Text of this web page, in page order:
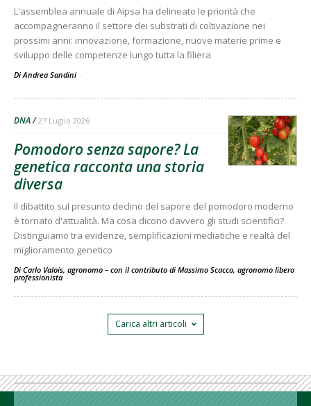
L'assemblea annuale di Aipsa ha delineato le priorità che
accompagneranno il settore dei substrati di coltivazione nei
prossimi anni: innovazione, formazione, nuove materie prime e
sviluppo delle competenze lungo tutta la filiera
Di Andrea Sandini -
DNA 27 Luglio 2026
Pomodoro senza sapore? La
genetica racconta una storia
diversa
Il dibattito sul presunto declino del sapore del pomodoro moderno
è tornato d'attualità. Ma cosa dicono davvero gli studi scientifici?
Distinguiamo tra evidenze, semplificazioni mediatiche e realtà del
miglioramento genetico
Di Carlo Valois, agronomo – con il contributo di Massimo Scacco, agronomo libero
professionista -
Carica altri articoli